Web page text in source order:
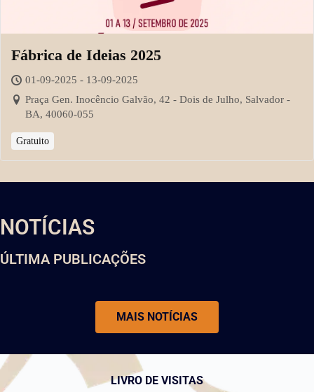
Fábrica de Ideias 2025
01-09-2025 - 13-09-2025
Praça Gen. Inocêncio Galvão, 42 - Dois de Julho, Salvador -
BA, 40060-055
Gratuito
NOTÍCIAS
ÚLTIMA PUBLICAÇÕES
MAIS NOTÍCIAS
LIVRO DE VISITAS